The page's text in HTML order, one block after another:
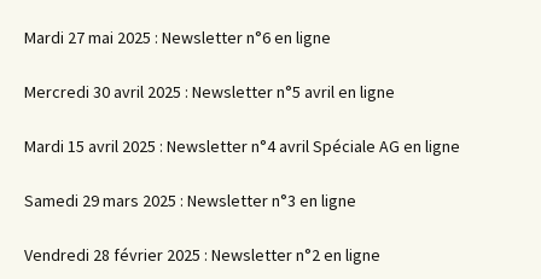
Mardi 27 mai 2025 : Newsletter n°6 en ligne
Mercredi 30 avril 2025 : Newsletter n°5 avril en ligne
Mardi 15 avril 2025 : Newsletter n°4 avril Spéciale AG en ligne
Samedi 29 mars 2025 : Newsletter n°3 en ligne
Vendredi 28 février 2025 : Newsletter n°2 en ligne